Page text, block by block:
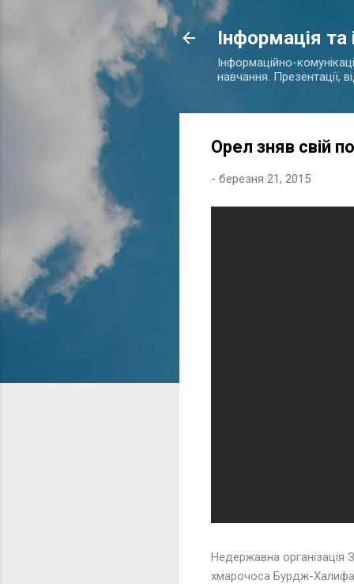
Інформація
Інформаційно-
навчання. Презентації,
Орел зняв свій
- березня 21, 2015
Недержавна
хмарочоса Бурдж-Халифа